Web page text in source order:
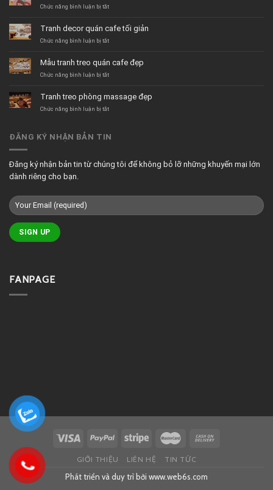
Chức năng bình luận bị tắtở
tường
quán
hiện
đại
Tranh decor quán cafe tối giản
Chức năng bình luận bị tắtở
quán
cafe
Mẫu tranh treo quán cafe đẹp
Chức năng bình luận bị tắtở
treo
quán
Tranh treo phòng massage đẹp
Chức năng bình luận bị tắtở
phòng
ĐĂNG KÝ NHẬN BẢN TIN
Đăng ký nhận bản tin từ chúng tôi để không bỏ lỡ những khuyến mại lớn
dành riêng cho bạn.
FANPAGE
GIỚI THIỆU LIÊN HỆ TIN TỨC
Phát triển và duy trì bởi www.web6s.com